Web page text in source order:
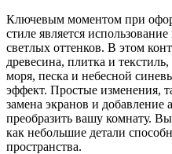
Ключевым моментом при
стиле является
светлых оттенков. В этом
древесина, плитка и
моря, песка и небесной
эффект. Простые изменения,
замена экранов и добавление
преобразить вашу комнату.
как небольшие детали
пространства.